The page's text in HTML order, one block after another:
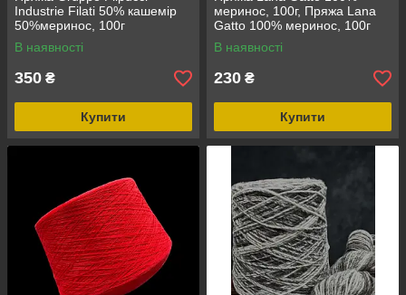
Industrie Filati 50% кашемір
50%меринос, 100г
В наявності
350 ₴
Купити
меринос, 100г, Пряжа Lana
Gatto 100% меринос, 100г
молочний
В наявності
230 ₴
Купити